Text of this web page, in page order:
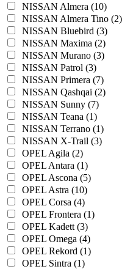
NISSAN Almera (10)
NISSAN Almera Tino (2)
NISSAN Bluebird (3)
NISSAN Maxima (2)
NISSAN Murano (3)
NISSAN Patrol (3)
NISSAN Primera (7)
NISSAN Qashqai (2)
NISSAN Sunny (7)
NISSAN Teana (1)
NISSAN Terrano (1)
NISSAN X-Trail (3)
OPEL Agila (2)
OPEL Antara (1)
OPEL Ascona (5)
OPEL Astra (10)
OPEL Corsa (4)
OPEL Frontera (1)
OPEL Kadett (3)
OPEL Omega (4)
OPEL Rekord (1)
OPEL Sintra (1)